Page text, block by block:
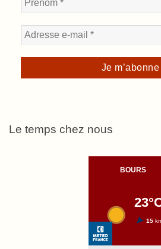
Le temps chez nous